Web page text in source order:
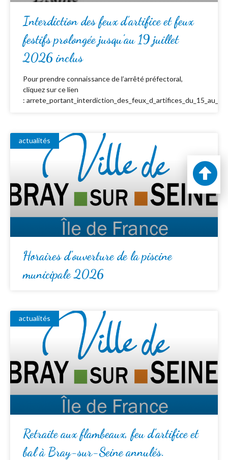
Interdiction des feux d’artifice et feux
festifs prolongée jusqu’au 19 juillet
2026 inclus
Pour prendre connaissance de l’arrêté préfectoral,
cliquez sur ce lien
:
actualités
Horaires d’ouverture de la piscine
municipale 2026
actualités
Retraite aux flambeaux, feu d’artifice et
bal à Bray-sur-Seine annulés.